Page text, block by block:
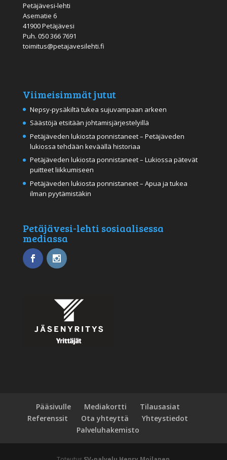
Petäjävesi-lehti
Asematie 6
41900 Petäjävesi
Puh. 050 366 7691
toimitus@petajavesilehti.fi
Viimeisimmät jutut
Nepsy-pysäkiltä tukea sujuvampaan arkeen
Säästöjä etsitään johtamisjärjestelyillä
Petäjäveden lukiosta ponnistaneet – Petäjäveden
lukiossa tehdään keväällä historiaa
Petäjäveden lukiosta ponnistaneet – Lukiossa pätevät
puitteet liikkumiseen
Petäjäveden lukiosta ponnistaneet – Apua ja tukea
ilman pyytämistäkin
Petäjävesi-lehti sosiaalisessa
mediassa
Pääsivulle Mediakortti
Tilausasiat
Referenssit
Ota yhteyttä
Yhteystiedot
Palveluhakemisto